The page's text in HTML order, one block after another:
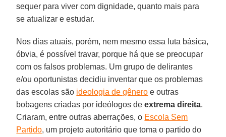
sequer para viver com dignidade, quanto mais para
se atualizar e estudar.
Nos dias atuais, porém, nem mesmo essa luta básica,
óbvia, é possível travar, porque há que se preocupar
com os falsos problemas. Um grupo de delirantes
e/ou oportunistas decidiu inventar que os problemas
das escolas são ideologia de gênero e outras
bobagens criadas por ideólogos deextrema direita.
Criaram, entre outras aberrações, o Escola Sem
Partido, um projeto autoritário que toma o partido do